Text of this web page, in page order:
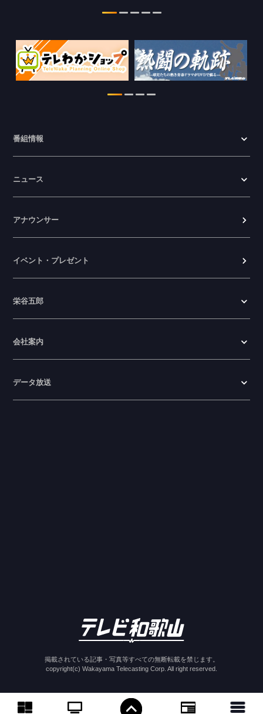
WTV NEWS6【ここ押し！】の情報を更
新しました。
番組情報
ニュース
アナウンサー
イベント・プレゼント
栄谷五郎
会社案内
データ放送
掲載されている記事・写真等すべての無断転載を禁じます。
copyright(c) Wakayama Telecasting Corp. All right reserved.